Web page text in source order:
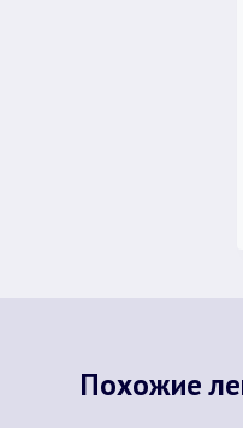
Похожие